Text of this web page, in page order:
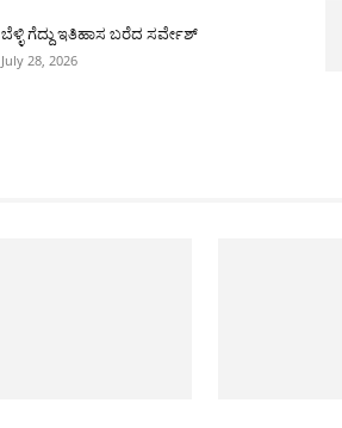
ಬೆಳ್ಳಿ ಗೆದ್ದು ಇತಿಹಾಸ ಬರೆದ ಸರ್ವೇಶ್
July 28, 2026